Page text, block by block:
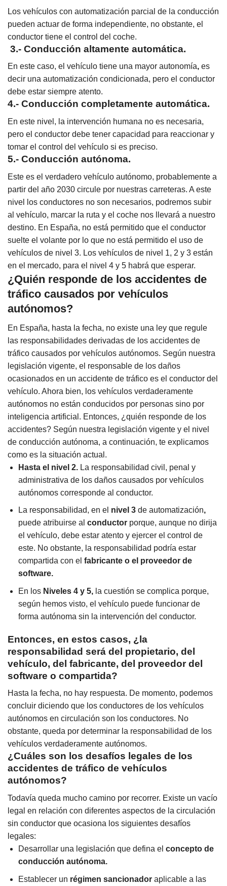
Los vehículos con automatización parcial de la conducción
pueden actuar de forma independiente, no obstante, el
conductor tiene el control del coche.
3.- Conducción altamente automática.
En este caso, el vehículo tiene una mayor autonomía, es
decir una automatización condicionada, pero el conductor
debe estar siempre atento.
4.- Conducción completamente automática.
En este nivel, la intervención humana no es necesaria,
pero el conductor debe tener capacidad para reaccionar y
tomar el control del vehículo si es preciso.
5.- Conducción autónoma.
Este es el verdadero vehículo autónomo, probablemente a
partir del año 2030 circule por nuestras carreteras. A este
nivel los conductores no son necesarios, podremos subir
al vehículo, marcar la ruta y el coche nos llevará a nuestro
destino. En España, no está permitido que el conductor
suelte el volante por lo que no está permitido el uso de
vehículos de nivel 3. Los vehículos de nivel 1, 2 y 3 están
en el mercado, para el nivel 4 y 5 habrá que esperar.
¿Quién responde de los accidentes de
tráfico causados por vehículos
autónomos?
En España, hasta la fecha, no existe una ley que regule
las responsabilidades derivadas de los accidentes de
tráfico causados por vehículos autónomos. Según nuestra
legislación vigente, el responsable de los daños
ocasionados en un accidente de tráfico es el conductor del
vehículo. Ahora bien, los vehículos verdaderamente
autónomos no están conducidos por personas sino por
inteligencia artificial. Entonces, ¿quién responde de los
accidentes? Según nuestra legislación vigente y el nivel
de conducción autónoma, a continuación, te explicamos
como es la situación actual.
Hasta el nivel 2. La responsabilidad civil, penal y
administrativa de los daños causados por vehículos
autónomos corresponde al conductor.
La responsabilidad, en el nivel 3 de automatización,
puede atribuirse al conductorporque, aunque no dirija
el vehículo, debe estar atento y ejercer el control de
este. No obstante, la responsabilidad podría estar
compartida con el fabricante o el proveedor de
software.
En losNiveles 4 y 5, la cuestión se complica porque,
según hemos visto, el vehículo puede funcionar de
forma autónoma sin la intervención del conductor.
Entonces, en estos casos, ¿la
responsabilidad será del propietario, del
vehículo, del fabricante, del proveedor del
software o compartida?
Hasta la fecha, no hay respuesta. De momento, podemos
concluir diciendo que los conductores de los vehículos
autónomos en circulación son los conductores. No
obstante, queda por determinar la responsabilidad de los
vehículos verdaderamente autónomos.
¿Cuáles son los desafíos legales de los
accidentes de tráfico de vehículos
autónomos?
Todavía queda mucho camino por recorrer. Existe un vacío
legal en relación con diferentes aspectos de la circulación
sin conductor que ocasiona los siguientes desafíos
legales:
Desarrollar una legislación que defina el concepto de
conducción autónoma.
Establecer un régimen sancionadoraplicable a las